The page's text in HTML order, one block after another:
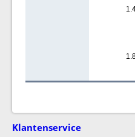
Klantenservice